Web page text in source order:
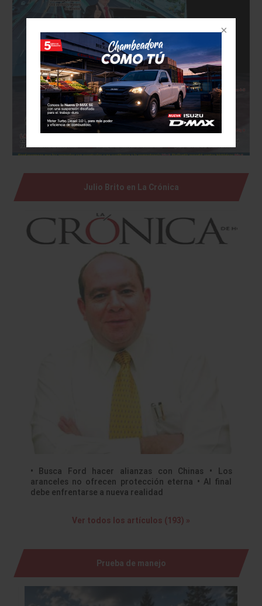
Julio Brito en La Crónica
• Busca Ford hacer alianzas con Chinas • Los
aranceles no ofrecen protección eterna • Al final
debe enfrentarse a nueva realidad
Ver todos los artículos (193) »
Prueba de manejo